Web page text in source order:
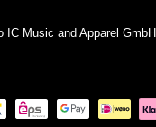
IC Music and Apparel GmbH